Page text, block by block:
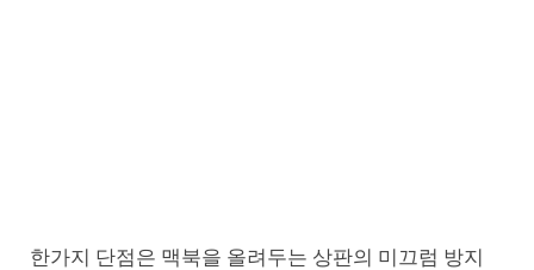
한가지 단점은 맥북을 올려두는 상판의 미끄럼 방지